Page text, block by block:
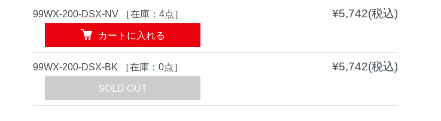
99WX-200-DSX-NV ［在庫：4点］ ¥5,742(税込)
カートに入れる
99WX-200-DSX-BK ［在庫：0点］ ¥5,742(税込)